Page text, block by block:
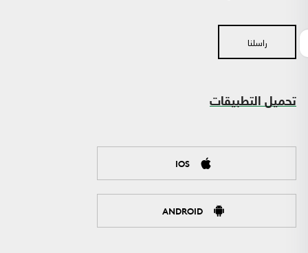
راسلنا
تحميل التطبيقات
IOS
ANDROID